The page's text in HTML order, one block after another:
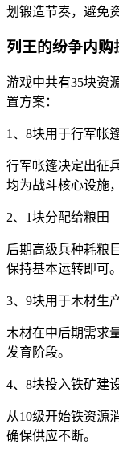
划锻造节奏，避免
列王的纷争内购
游戏中共有35块资
置方案：
1、8块用于行军帐
行军帐篷决定出征
均为战斗核心设施
2、1块分配给粮田
后期高级兵种耗粮
保持基本运转即可。
3、9块用于木材生
木材在中后期需求
发育阶段。
4、8块投入铁矿建
从10级开始铁资源
确保供应不断。